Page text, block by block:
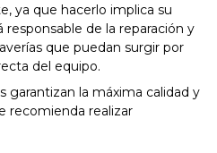
ya que hacerlo implica su
responsable de la reparación y
que puedan surgir por
del equipo.
garantizan la máxima calidad y
recomienda realizar